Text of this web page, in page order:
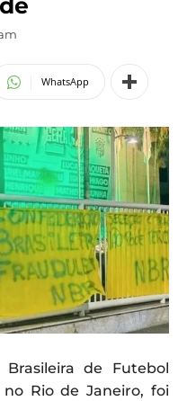
WhatsApp
de Futebol
no Rio de Janeiro, foi